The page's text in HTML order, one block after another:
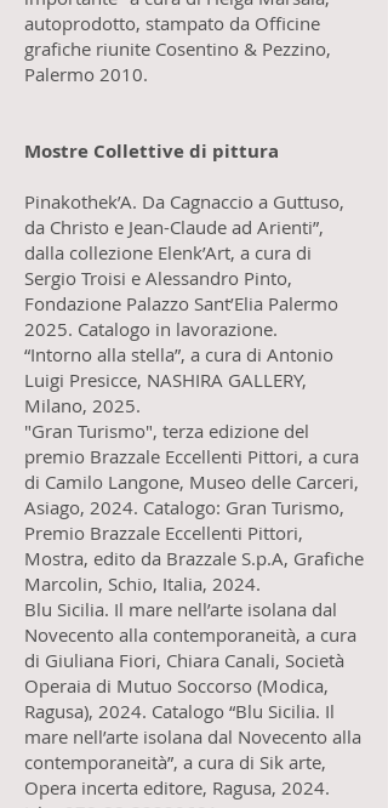
autoprodotto, stampato da Officine
grafiche riunite Cosentino & Pezzino,
Palermo 2010.
Mostre Collettive di pittura
Pinakothek’A. Da Cagnaccio a Guttuso,
da Christo e Jean-Claude ad Arienti”,
dalla collezione Elenk’Art, a cura di
Sergio Troisi e Alessandro Pinto,
Fondazione Palazzo Sant’Elia Palermo
2025. Catalogo in lavorazione.
“Intorno alla stella”, a cura di Antonio
Luigi Presicce, NASHIRA GALLERY,
Milano, 2025.
"Gran Turismo", terza edizione del
premio Brazzale Eccellenti Pittori, a cura
di Camilo Langone, Museo delle Carceri,
Asiago, 2024. Catalogo: Gran Turismo,
Premio Brazzale Eccellenti Pittori,
Mostra, edito da Brazzale S.p.A, Grafiche
Marcolin, Schio, Italia, 2024.
Blu Sicilia. Il mare nell’arte isolana dal
Novecento alla contemporaneità, a cura
di Giuliana Fiori, Chiara Canali, Società
Operaia di Mutuo Soccorso (Modica,
Ragusa), 2024. Catalogo “Blu Sicilia. Il
mare nell’arte isolana dal Novecento alla
contemporaneità”, a cura di Sik arte,
Opera incerta editore, Ragusa, 2024.